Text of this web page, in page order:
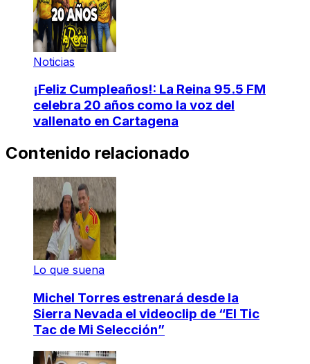
Noticias
¡Feliz Cumpleaños!: La Reina 95.5 FM
celebra 20 años como la voz del
vallenato en Cartagena
Contenido relacionado
Lo que suena
Michel Torres estrenará desde la
Sierra Nevada el videoclip de “El Tic
Tac de Mi Selección”